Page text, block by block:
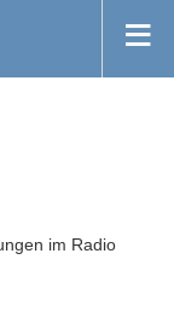
im Radio